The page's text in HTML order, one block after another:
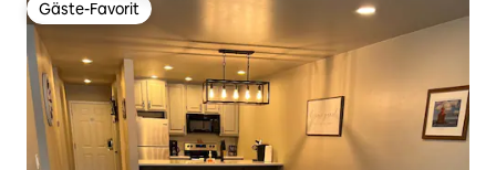
Gäste-Favorit
Gäste-Favorit